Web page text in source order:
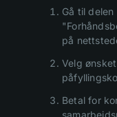
Gå til delen
på
Velg
Betal for